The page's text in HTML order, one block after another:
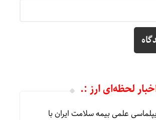
لحظه‌ای ارز :.
علمی بیمه سلامت ایران با